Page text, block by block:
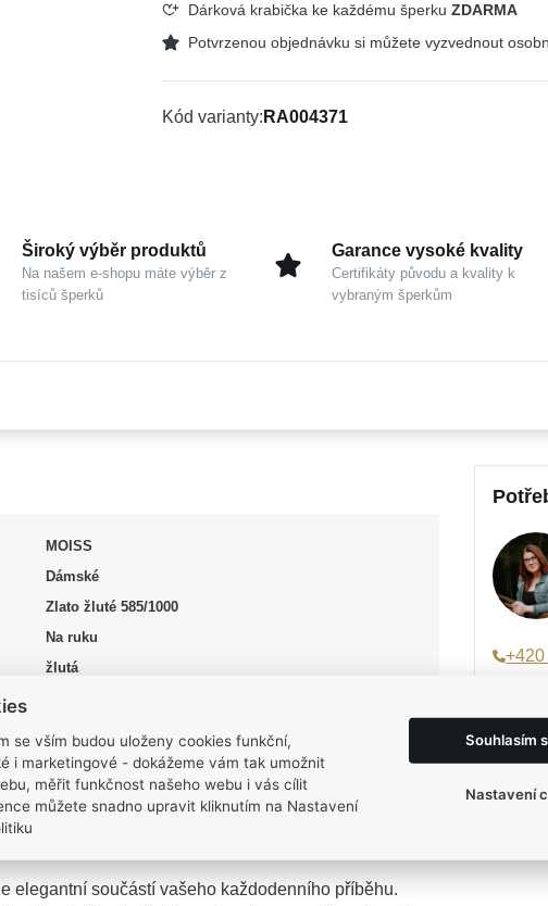
Dárková krabička ke každému šperkuZDARMA
Potvrzenou objednávku si můžete vyzvednout
Kód varianty RA004371
Široký výběr produktů
Na našem e-shopu máte výběr z
tisíců šperků
Garance vysoké kvality
Certifikáty původu a kvality k
vybraným šperkům
MOISS
Dámské
Zlato žluté 585/1000
Na ruku
žlutá
3 g
elegantní součástí vašeho každodenního příběhu.
se vším budou uloženy cookies funkční,
i marketingové - dokážeme vám tak umožnit
měřit funkčnost našeho webu i vás cílit
můžete snadno upravit kliknutím na Nastavení
Souhlasím
Nastavení